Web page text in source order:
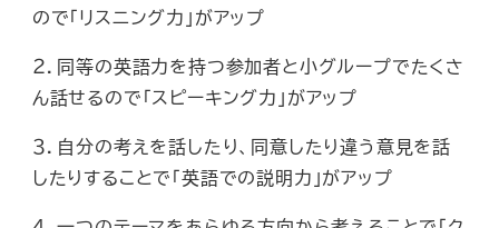
ので「リスニング力」がアップ
２．同等の英語力を持つ参加者と小グループでたくさ
ん話せるので「スピーキング力」がアップ
３．自分の考えを話したり、同意したり違う意見を話
したりすることで「英語での説明力」がアップ